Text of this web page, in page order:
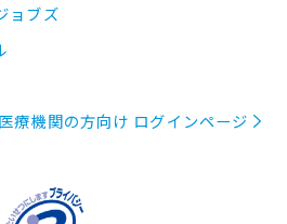
ョブズ
医療機関の方向け ログインページ